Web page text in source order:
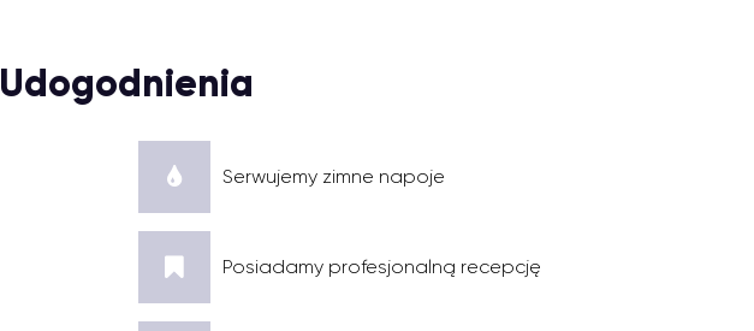
Udogodnienia
Serwujemy zimne napoje
Posiadamy profesjonalną recepcję